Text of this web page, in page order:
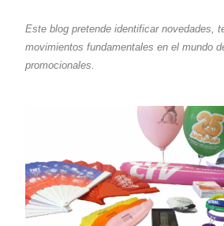
Este blog pretende identificar novedades,
movimientos fundamentales en el mundo
promocionales.